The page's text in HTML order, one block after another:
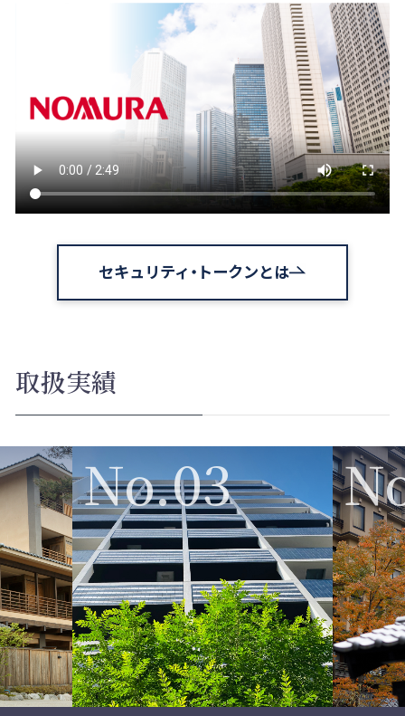
セキュリティ・トークンとは
取扱実績
No.03